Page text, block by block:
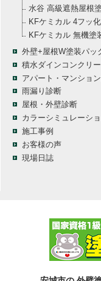
水谷 高級遮熱屋根
KFケミカル 4フッ
KFケミカル 無機塗
外壁+屋根W塗装パッ
積水ダインコンクリ
アパート・マンショ
雨漏り診断
屋根・外壁診断
カラーシミュレーシ
施工事例
お客様の声
現場日誌